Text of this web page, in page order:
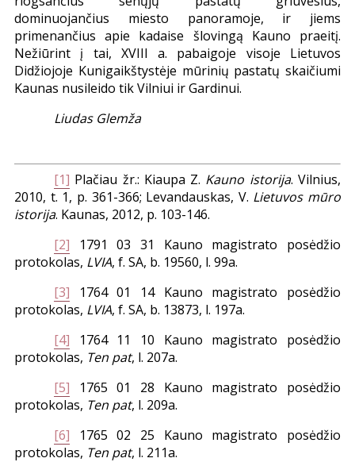
dominuojančius miesto panoramoje, ir jiems
primenančius apie kadaise šlovingą Kauno praeitį.
Nežiūrint į tai, XVIII a. pabaigoje visoje Lietuvos
Didžiojoje Kunigaikštystėje mūrinių pastatų skaičiumi
Kaunas nusileido tik Vilniui ir Gardinui.
Liudas Glemža
[1] Plačiau žr.: Kiaupa Z. Kauno istorija. Vilnius,
2010, t. 1, p. 361-366; Levandauskas, V. Lietuvos mūro
istorija. Kaunas, 2012, p. 103-146.
[2] 1791 03 31 Kauno magistrato posėdžio
protokolas, LVIA, f. SA, b. 19560, l. 99a.
[3] 1764 01 14 Kauno magistrato posėdžio
protokolas, LVIA, f. SA, b. 13873, l. 197a.
[4] 1764 11 10 Kauno magistrato posėdžio
protokolas, Ten pat, l. 207a.
[5] 1765 01 28 Kauno magistrato posėdžio
protokolas, Ten pat, l. 209a.
[6] 1765 02 25 Kauno magistrato posėdžio
protokolas, Ten pat, l. 211a.